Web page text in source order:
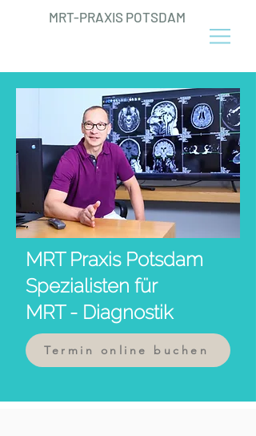
MRT-PRAXIS POTSDAM
MRT Praxis Potsdam
Spezialisten für
MRT - Diagnostik
Termin online buchen